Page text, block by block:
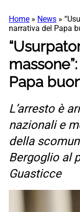
Home » News »
narrativa del Papa
Papa
L’arresto è
nazionali e
della
Bergoglio al
Guasticce